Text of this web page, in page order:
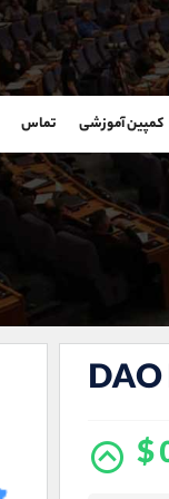
کمپین آموزشی تماس
$
گفتگو
103
واتساپ
تلگرام